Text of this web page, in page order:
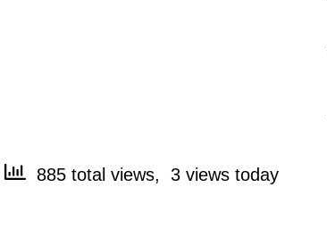
885 total views, 3 views today